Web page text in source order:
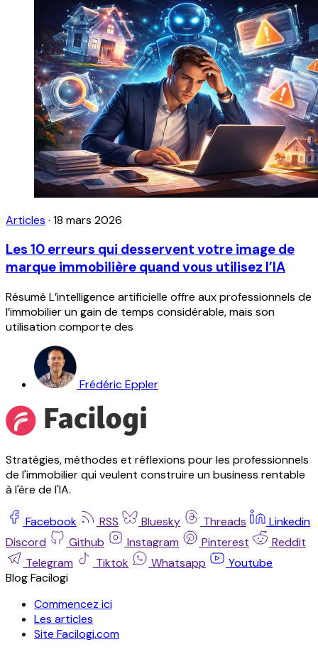
Articles · 18 mars 2026
Les 10 erreurs qui desservent votre image de
marque immobilière quand vous utilisez l’IA
Résumé L’intelligence artificielle offre aux professionnels de
l’immobilier un gain de temps considérable, mais son
utilisation comporte des
Frédéric Eppler
Stratégies, méthodes et réflexions pour les professionnels
de l'immobilier qui veulent construire un business rentable
à l'ère de l'IA.
Facebook RSS Bluesky Threads
Linkedin
Discord
Github Instagram Pinterest
Reddit
Telegram
Tiktok Whatsapp
Youtube
Blog Facilogi
Commencez ici
Les articles
Site Facilogi.com